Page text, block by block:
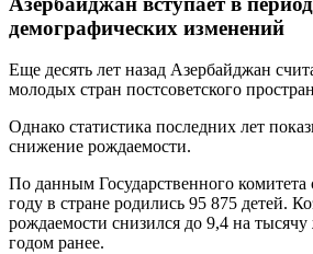
демографических изменений
Еще десять лет назад Азербайджан
молодых стран постсоветского
Однако статистика последних лет
снижение рождаемости.
По данным Государственного комитета
году в стране родились 95 875 детей.
рождаемости снизился до 9,4 на
годом ранее.